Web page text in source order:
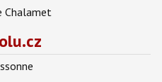
Chalamet